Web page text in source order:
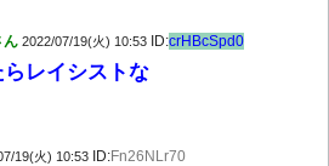
ん 2022/07/19(火) 10:53 ID:crHBcSpd0
レイシストな
19(火) 10:53 ID:Fn26NLr70